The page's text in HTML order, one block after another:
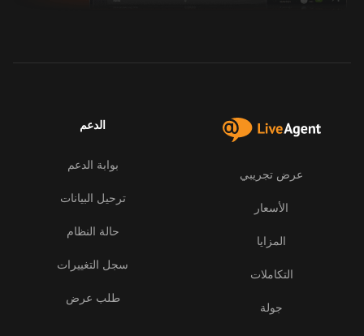
عرض تجريبي
الأسعار
المزايا
التكاملات
جولة
الدعم
بوابة الدعم
ترحيل البيانات
حالة النظام
سجل التغييرات
طلب عرض